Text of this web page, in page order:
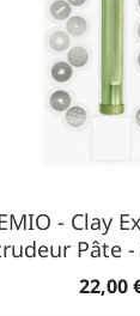
- Clay
Pâte
22,00